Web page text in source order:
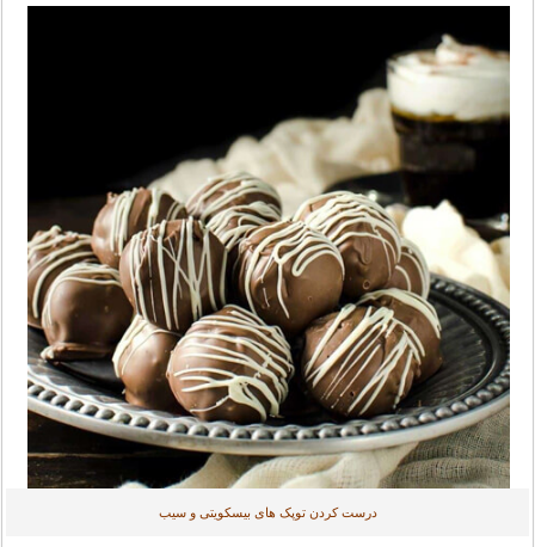
درست کردن توپک های بیسکویتی و سیب